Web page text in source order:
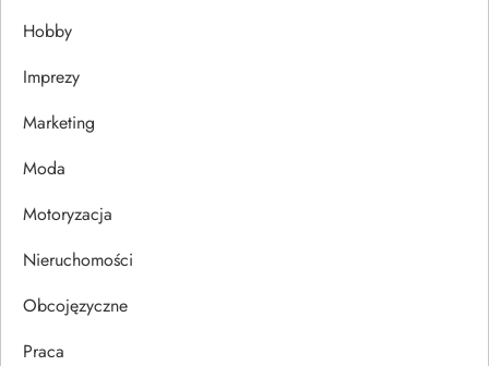
a
w
p
u
Hobby
Imprezy
Marketing
Moda
Motoryzacja
Nieruchomości
Obcojęzyczne
Praca